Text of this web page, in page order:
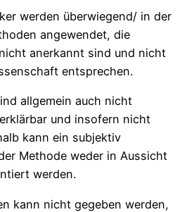
werden überwiegend/ in der
angewendet, die
anerkannt sind und nicht
entsprechen.
allgemein auch nicht
und insofern nicht
kann ein subjektiv
Methode weder in Aussicht
werden.
kann nicht gegeben werden,